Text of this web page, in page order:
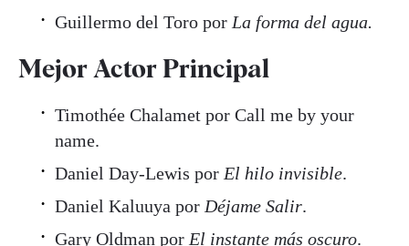
Guillermo del Toro por La forma del agua.
Mejor Actor Principal
Timothée Chalamet por Call me by your
name.
Daniel Day-Lewis por El hilo invisible.
Daniel Kaluuya por Déjame Salir.
Gary Oldman por El instante más oscuro.